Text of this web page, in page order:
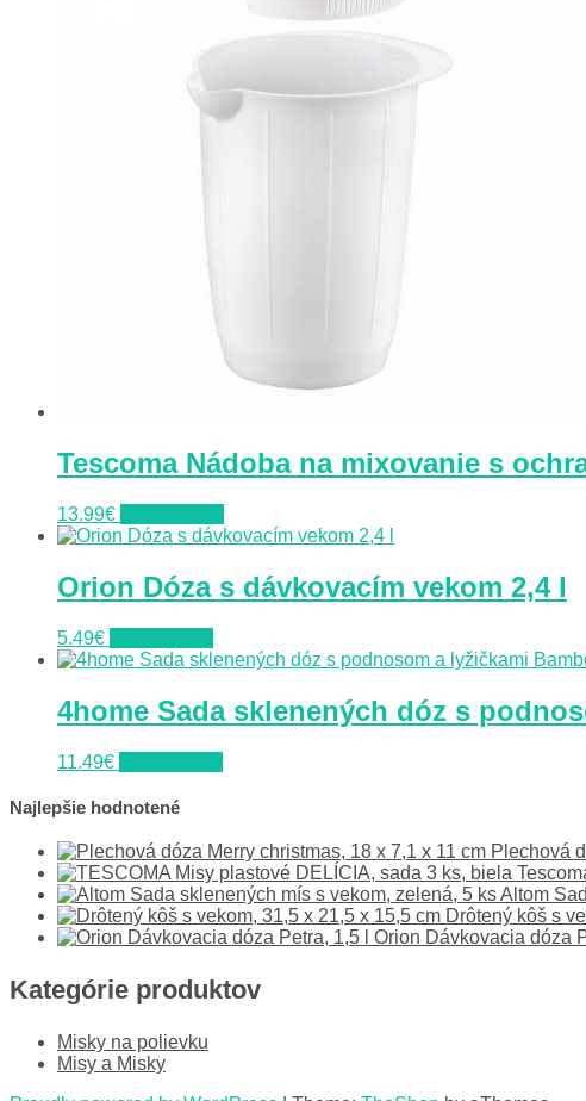
Tescoma Nádoba na mixovanie s
13.99€
Orion Dóza s dávkovacím vekom 2,4 l
5.49€
4home Sada sklenených dóz s
11.49€
Najlepšie hodnotené
Plechová
Altom
Drôtený kôš s
Orion Dávkovacia dóza
Kategórie produktov
Misky na polievku
Misy a Misky